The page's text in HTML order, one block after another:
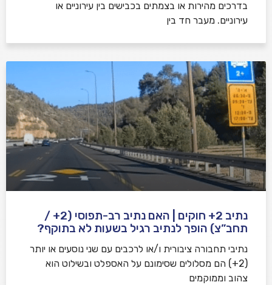
בדרכים מהירות או בצמתים בכבישים בין עירוניים או
עירוניים. מעבר חד בין
נתיב 2+ חוקים | האם נתיב רב-תפוסי (2+ /
תחב”צ) הופך לנתיב רגיל בשעות לא בתוקף?
נתיבי תחבורה ציבורית ו/או לרכבים עם שני נוסעים או יותר
(2+) הם מסלולים שסימונם על האספלט ובשילוט הוא
צהוב וממוקמים